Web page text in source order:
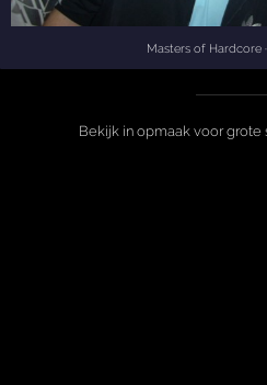
Masters of Hardcore
Bekijk in opmaak voor grote